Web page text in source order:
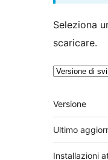
Seleziona
scaricare.
Meta
Versione
Ultimo
Installazioni